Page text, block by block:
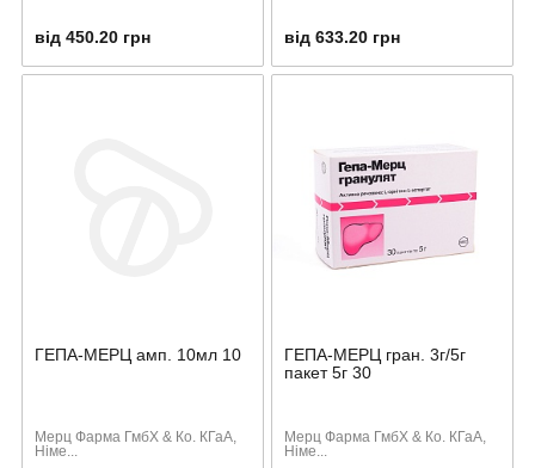
від 450.20 грн від 633.20 грн
ГЕПА-МЕРЦ амп. 10мл 10
Мерц Фарма ГмбХ & Ко. КГаА,
Німе...
ГЕПА-МЕРЦ гран. 3г/5г
пакет 5г 30
Мерц Фарма ГмбХ & Ко. КГаА,
Німе...